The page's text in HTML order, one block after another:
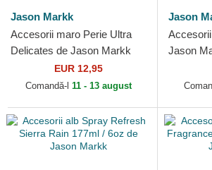
Jason Markk
Accesorii maro Perie Ultra
Delicates de Jason Markk
EUR 12,95
Comandă-l 11 - 13 august
Jason
Jason